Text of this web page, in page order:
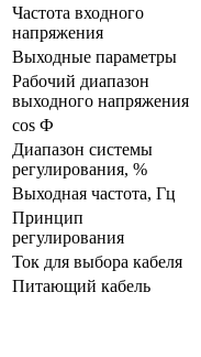
Частота входного
напряжения
Выходные параметры
Рабочий диапазон
выходного напряжения
cos Ф
Диапазон системы
регулирования, %
Выходная частота, Гц
Принцип
регулирования
Ток для выбора кабеля
Питающий кабель